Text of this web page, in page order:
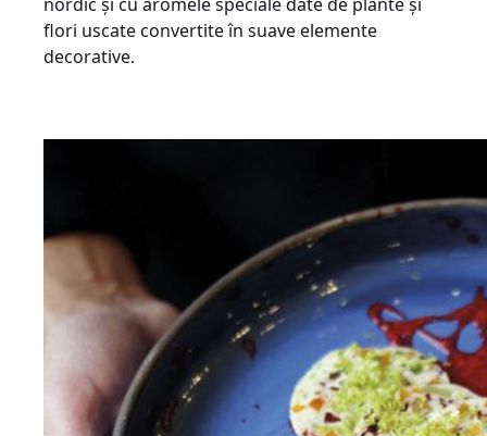
flori uscate convertite în suave elemente
decorative.